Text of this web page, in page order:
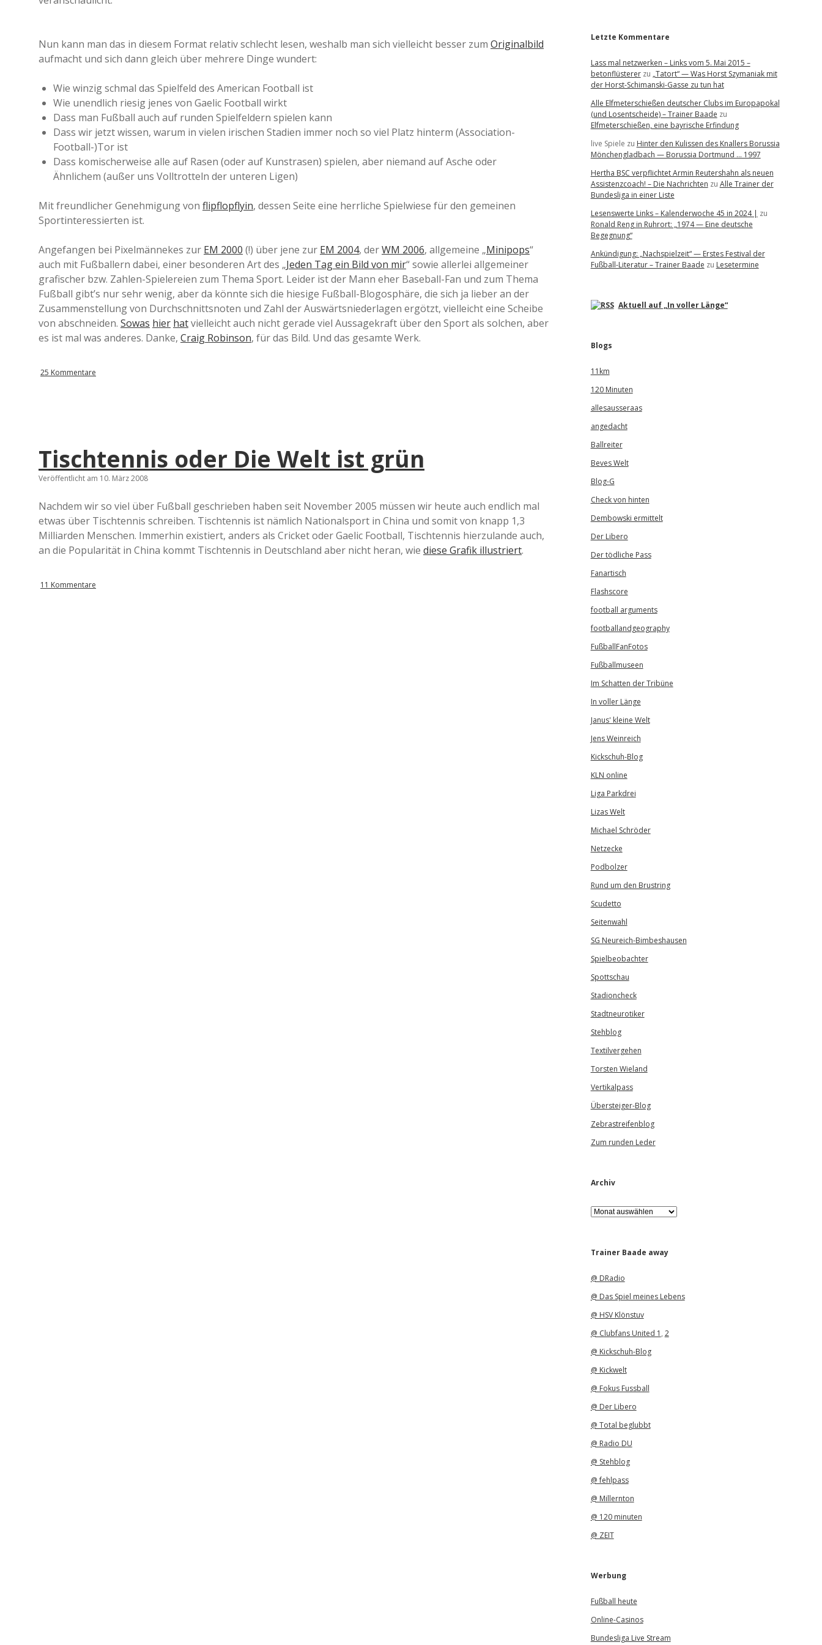
a
d
e
Nun kann man das in diesem Format relativ schlecht lesen, weshalb man sich vielleicht besser zum Originalbild
aufmacht und sich dann gleich über mehrere Dinge wundert:
Wie winzig schmal das Spielfeld des American Football ist
Wie unendlich riesig jenes von Gaelic Football wirkt
Dass man Fußball auch auf runden Spielfeldern spielen kann
Dass wir jetzt wissen, warum in vielen irischen Stadien immer noch so viel Platz hinterm (Association-
Football-)Tor ist
Dass komischerweise alle auf Rasen (oder auf Kunstrasen) spielen, aber niemand auf Asche oder
Ähnlichem (außer uns Volltrotteln der unteren Ligen)
Mit freundlicher Genehmigung von flipflopflyin, dessen Seite eine herrliche Spielwiese für den gemeinen
Sportinteressierten ist.
Angefangen bei Pixelmännekes zur EM 2000 (!) über jene zur EM 2004, derWM 2006, allgemeine „Minipops“
auch mit Fußballern dabei, einer besonderen Art des „Jeden Tag ein Bild von mir“ sowie allerlei allgemeiner
grafischer bzw. Zahlen-Spielereien zum Thema Sport. Leider ist der Mann eher Baseball-Fan und zum Thema
Fußball gibt’s nur sehr wenig, aber da könnte sich die hiesige Fußball-Blogosphäre, die sich ja lieber an der
Zusammenstellung von Durchschnittsnoten und Zahl der Auswärtsniederlagen ergötzt, vielleicht eine Scheibe
von abschneiden. Sowas hier hatvielleicht auch nicht gerade viel Aussagekraft über den Sport als solchen, aber
es ist mal was anderes. Danke, Craig Robinson, für das Bild. Und das gesamte Werk.
25 Kommentare
Tischtennis oder Die Welt ist grün
Veröffentlicht am 10. März 2008
Nachdem wir so viel über Fußball geschrieben haben seit November 2005 müssen wir heute auch endlich mal
etwas über Tischtennis schreiben. Tischtennis ist nämlich Nationalsport in China und somit von knapp 1,3
Milliarden Menschen. Immerhin existiert, anders als Cricket oder Gaelic Football, Tischtennis hierzulande auch,
an die Popularität in China kommt Tischtennis in Deutschland aber nicht heran, wie diese Grafik illustriert.
11 Kommentare
Letzte Kommentare
Lass mal netzwerken – Links vom 5. Mai 2015 –
betonflüstererzu „Tatort“ — Was Horst Szymaniak mit
der Horst-Schimanski-Gasse zu tun hat
Alle Elfmeterschießen deutscher Clubs im Europapokal
(und Losentscheide) – Trainer Baade zu
Elfmeterschießen, eine bayrische Erfindung
live Spiele zu Hinter den Kulissen des Knallers Borussia
Mönchengladbach — Borussia Dortmund … 1997
Hertha BSC verpflichtet Armin Reutershahn als neuen
Assistenzcoach! – Die Nachrichten zu Alle Trainer der
Bundesliga in einer Liste
Lesenswerte Links – Kalenderwoche 45 in 2024 | zu
Ronald Reng in Ruhrort: „1974 — Eine deutsche
Begegnung“
Ankündigung: „Nachspielzeit“ — Erstes Festival der
Fußball-Literatur – Trainer Baade zu Lesetermine
Aktuell auf „In voller Länge“
Blogs
11km
120 Minuten
allesausseraas
angedacht
Ballreiter
Beves Welt
Blog-G
Check von hinten
Dembowski ermittelt
Der Libero
Der tödliche Pass
Fanartisch
Flashscore
football arguments
footballandgeography
FußballFanFotos
Fußballmuseen
Im Schatten der Tribüne
In voller Länge
Janus' kleine Welt
Jens Weinreich
Kickschuh-Blog
KLN online
Liga Parkdrei
Lizas Welt
Michael Schröder
Netzecke
Podbolzer
Rund um den Brustring
Scudetto
Seitenwahl
SG Neureich-Bimbeshausen
Spielbeobachter
Spottschau
Stadioncheck
Stadtneurotiker
Stehblog
Textilvergehen
Torsten Wieland
Vertikalpass
Übersteiger-Blog
Zebrastreifenblog
Zum runden Leder
Archiv
A
r
iTrainer Baade away
@ DRadio
@ Das Spiel meines Lebens
@ HSV Klönstuv
@ Clubfans United 1 , 2
@ Kickschuh-Blog
@ Kickwelt
@ Fokus Fussball
@ Der Libero
@ Total beglubbt
@ Radio DU
@ Stehblog
@ fehlpass
@ Millernton
@ 120 minuten
@ ZEIT
Werbung
Fußball heute
Online-Casinos
Bundesliga Live Stream